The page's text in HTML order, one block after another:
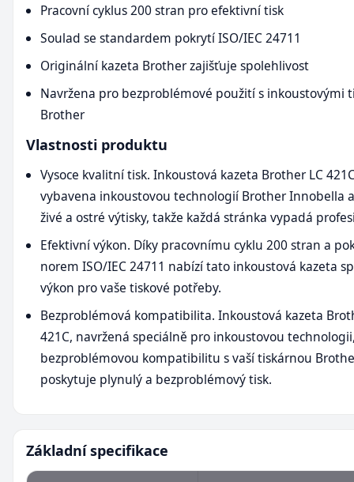
Pracovní cyklus 200 stran pro efektivní tisk
Soulad se standardem pokrytí ISO/IEC 24711
Originální kazeta Brother zajišťuje spolehlivost
Navržena pro bezproblémové použití s inkoustovými
Brother
Vlastnosti produktu
Vysoce kvalitní tisk. Inkoustová kazeta Brother LC
vybavena inkoustovou technologií Brother Innobella
živé a ostré výtisky, takže každá stránka vypadá
Efektivní výkon. Díky pracovnímu cyklu 200 stran a
norem ISO/IEC 24711 nabízí tato inkoustová kazeta
výkon pro vaše tiskové potřeby.
Bezproblémová kompatibilita. Inkoustová kazeta
421C, navržená speciálně pro inkoustovou
bezproblémovou kompatibilitu s vaší tiskárnou
poskytuje plynulý a bezproblémový tisk.
Základní specifikace